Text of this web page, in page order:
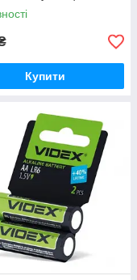
Купити